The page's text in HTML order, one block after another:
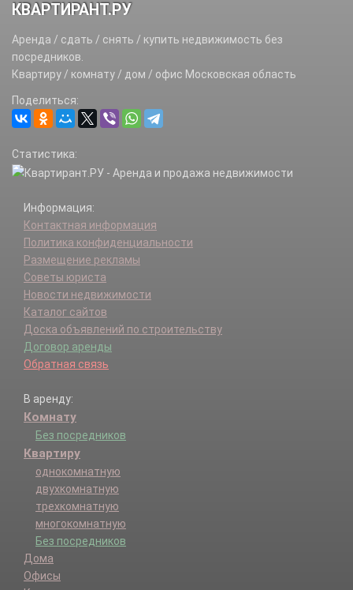
КВАРТИРАНТ.РУ
Аренда / сдать / снять / купить недвижимость без
посредников.
Квартиру / комнату / дом / офис Московская область
Поделиться:
Статистика:
Информация:
Контактная информация
Политика конфиденциальности
Размещение рекламы
Советы юриста
Новости недвижимости
Каталог сайтов
Доска объявлений по строительству
Договор аренды
Обратная связь
В аренду:
Комнату
Без посредников
Квартиру
однокомнатную
двухкомнатную
трехкомнатную
многокомнатную
Без посредников
Дома
Офисы